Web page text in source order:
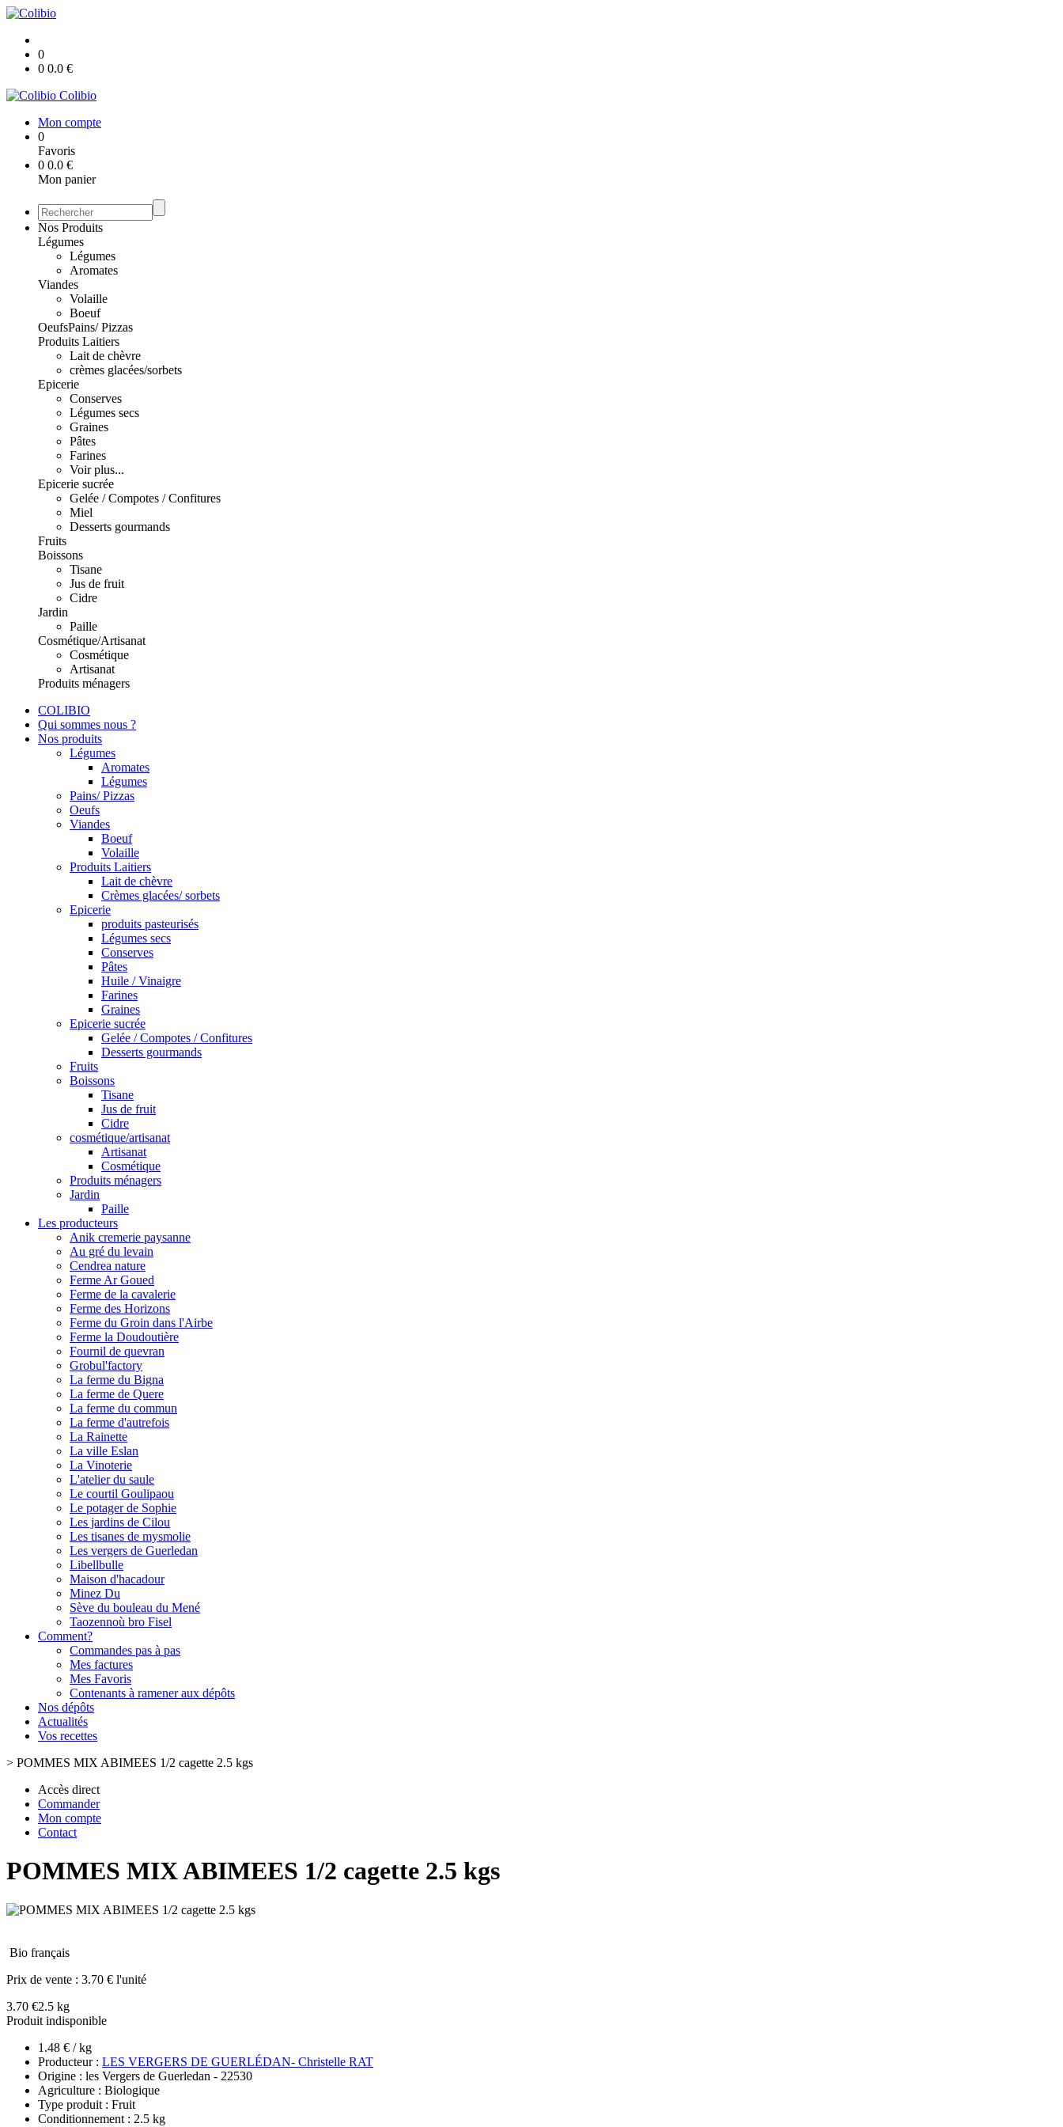
0
0 0.0 €
Colibio
Mon compte
0
Favoris
0 0.0 €
Mon panier
Nos Produits
Légumes
Légumes
Aromates
Viandes
Volaille
Boeuf
OeufsPains/ Pizzas
Produits Laitiers
Lait de chèvre
crèmes glacées/sorbets
Epicerie
Conserves
Légumes secs
Graines
Pâtes
Farines
Voir plus...
Epicerie sucrée
Gelée / Compotes / Confitures
Miel
Desserts gourmands
Fruits
Boissons
Tisane
Jus de fruit
Cidre
Jardin
Paille
Cosmétique/Artisanat
Cosmétique
Artisanat
Produits ménagers
COLIBIO
Qui sommes nous ?
Nos produits
Légumes
Aromates
Légumes
Pains/ Pizzas
Oeufs
Viandes
Boeuf
Volaille
Produits Laitiers
Lait de chèvre
Crèmes glacées/ sorbets
Epicerie
produits pasteurisés
Légumes secs
Conserves
Pâtes
Huile / Vinaigre
Farines
Graines
Epicerie sucrée
Gelée / Compotes / Confitures
Desserts gourmands
Fruits
Boissons
Tisane
Jus de fruit
Cidre
cosmétique/artisanat
Artisanat
Cosmétique
Produits ménagers
Jardin
Paille
Les producteurs
Anik cremerie paysanne
Au gré du levain
Cendrea nature
Ferme Ar Goued
Ferme de la cavalerie
Ferme des Horizons
Ferme du Groin dans l'Airbe
Ferme la Doudoutière
Fournil de quevran
Grobul'factory
La ferme du Bigna
La ferme de Quere
La ferme du commun
La ferme d'autrefois
La Rainette
La ville Eslan
La Vinoterie
L'atelier du saule
Le courtil Goulipaou
Le potager de Sophie
Les jardins de Cilou
Les tisanes de mysmolie
Les vergers de Guerledan
Libellbulle
Maison d'hacadour
Minez Du
Sève du bouleau du Mené
Taozennoù bro Fisel
Comment?
Commandes pas à pas
Mes factures
Mes Favoris
Contenants à ramener aux dépôts
Nos dépôts
Actualités
Vos recettes
> POMMES MIX ABIMEES 1/2 cagette 2.5 kgs
Accès direct
Commander
Mon compte
Contact
POMMES MIX ABIMEES 1/2 cagette 2.5 kgs
Bio français
Prix de vente : 3.70 € l'unité
3.70 €2.5 kg
Produit indisponible
1.48 € / kg
Producteur : LES VERGERS DE GUERLÉDAN- Christelle RAT
Origine : les Vergers de Guerledan - 22530
Agriculture : Biologique
Type produit : Fruit
Conditionnement : 2.5 kg